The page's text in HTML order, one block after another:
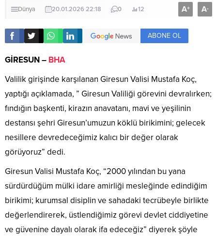
Dünya 20.01.2026 22:18 0 12 A+ A-
ABONE OL
GİRESUN – BHA
Valilik girişinde karşılanan Giresun Valisi Mustafa Koç,
yaptığı açıklamada, ” Giresun Valiliği görevini devralırken;
fındığın başkenti, kirazın anavatanı, mavi ve yeşilinin
destansı şehri Giresun’umuzun köklü birikimini; gelecek
nesillere devredeceğimiz kalıcı bir değer olarak
görüyoruz” dedi.
Giresun Valisi Mustafa Koç, “2000 yılından bu yana
sürdürdüğüm mülki idare amirliği mesleğinde edindiğim
birikimi; kurumsal disiplin ve sahadaki tecrübeyle birlikte
değerlendirerek, üstlendiğimiz görevi devlet ciddiyetine
ve güvenine dayalı olarak ifa edeceğiz” diyerek şöyle